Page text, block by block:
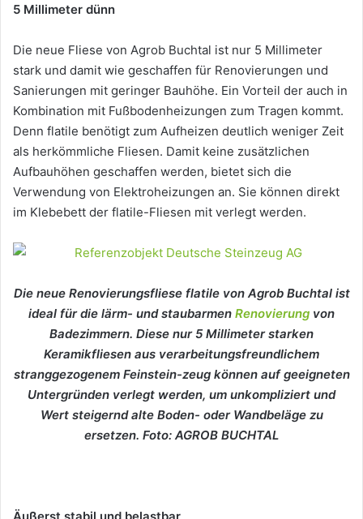
5 Millimeter dünn
Die neue Fliese von Agrob Buchtal ist nur 5 Millimeter
stark und damit wie geschaffen für Renovierungen und
Sanierungen mit geringer Bauhöhe. Ein Vorteil der auch in
Kombination mit Fußbodenheizungen zum Tragen kommt.
Denn flatile benötigt zum Aufheizen deutlich weniger Zeit
als herkömmliche Fliesen. Damit keine zusätzlichen
Aufbauhöhen geschaffen werden, bietet sich die
Verwendung von Elektroheizungen an. Sie können direkt
im Klebebett der flatile-Fliesen mit verlegt werden.
Die neue Renovierungsfliese flatile von Agrob Buchtal ist
ideal für die lärm- und staubarmen Renovierung von
Badezimmern. Diese nur 5 Millimeter starken
Keramikfliesen aus verarbeitungsfreundlichem
stranggezogenem Feinstein-zeug können auf geeigneten
Untergründen verlegt werden, um unkompliziert und
Wert steigernd alte Boden- oder Wandbeläge zu
ersetzen. Foto: AGROB BUCHTAL